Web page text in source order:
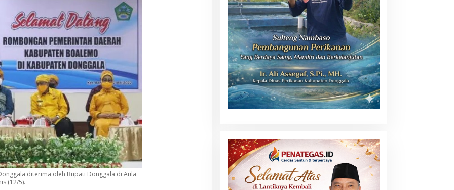
diterima oleh Bupati Donggala di Aula
(12/5).